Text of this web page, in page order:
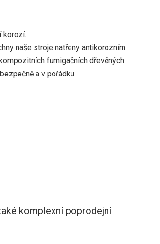
korozí.
naše stroje natřeny antikorozním
fumigačních dřevěných
a v pořádku.
komplexní poprodejní